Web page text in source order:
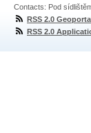
Contacts: Pod
RSS 2.0
RSS 2.0